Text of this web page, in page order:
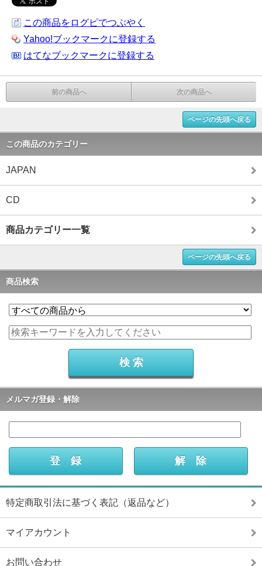
この商品をログピでつぶやく
Yahoo!ブックマークに登録する
はてなブックマークに登録する
前の商品へ 次の商品へ
ページの先頭へ戻る
この商品のカテゴリー
JAPAN
CD
商品カテゴリー一覧
ページの先頭へ戻る
商品検索
メルマガ登録・解除
特定商取引法に基づく表記（返品など）
マイアカウント
お問い合わせ